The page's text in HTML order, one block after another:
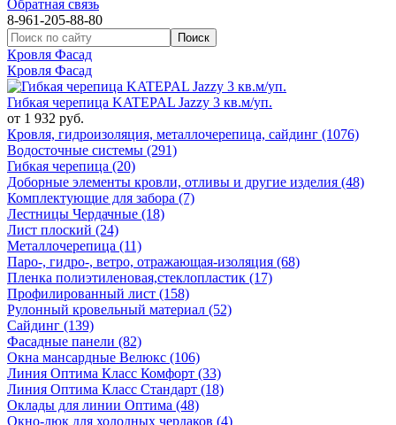
Обратная связь
8-961-205-88-80
Кровля Фасад
Кровля Фасад
Гибкая черепица KATEPAL Jazzy 3 кв.м/уп.
от 1 932 руб.
Кровля, гидроизоляция, металлочерепица, сайдинг (1076)
Водосточные системы (291)
Гибкая черепица (20)
Доборные элементы кровли, отливы и другие изделия (48)
Комплектующие для забора (7)
Лестницы Чердачные (18)
Лист плоский (24)
Металлочерепица (11)
Паро-, гидро-, ветро, отражающая-изоляция (68)
Пленка полиэтиленовая,стеклопластик (17)
Профилированный лист (158)
Рулонный кровельный материал (52)
Сайдинг (139)
Фасадные панели (82)
Окна мансардные Велюкс (106)
Линия Оптима Класс Комфорт (33)
Линия Оптима Класс Стандарт (18)
Оклады для линии Оптима (48)
Окно-люк для холодных чердаков (4)